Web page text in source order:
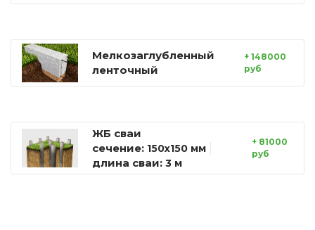
Мелкозаглубленный
ленточный
+ 148000
руб
ЖБ сваи
сечение: 150х150 мм
длина сваи: 3 м
+ 81000
руб